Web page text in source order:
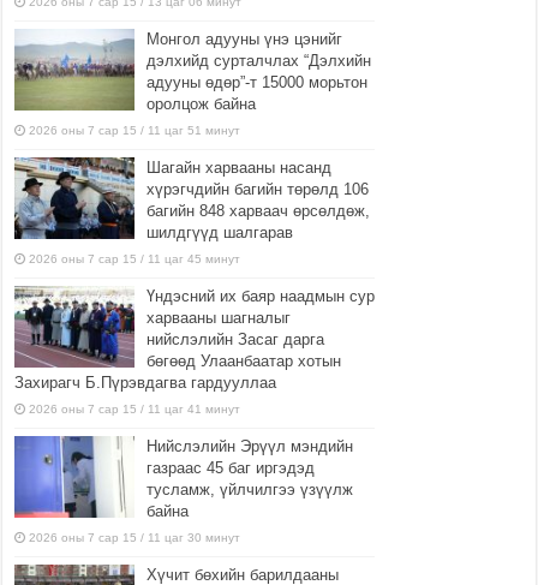
Монгол адууны үнэ цэнийг
дэлхийд сурталчлах “Дэлхийн
адууны өдөр”-т 15000 морьтон
оролцож байна
2026 оны 7 сар 15 / 11 цаг 51 минут
Шагайн харвааны насанд
хүрэгчдийн багийн төрөлд 106
багийн 848 харваач өрсөлдөж,
шилдгүүд шалгарав
2026 оны 7 сар 15 / 11 цаг 45 минут
Үндэсний их баяр наадмын сур
харвааны шагналыг
нийслэлийн Засаг дарга
бөгөөд Улаанбаатар хотын
Захирагч Б.Пүрэвдагва гардууллаа
2026 оны 7 сар 15 / 11 цаг 41 минут
Нийслэлийн Эрүүл мэндийн
газраас 45 баг иргэдэд
тусламж, үйлчилгээ үзүүлж
байна
2026 оны 7 сар 15 / 11 цаг 30 минут
Хүчит бөхийн барилдааны